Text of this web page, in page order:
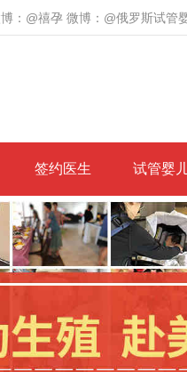
：@禧孕 微博：@俄罗斯试管
签约医生 试管婴